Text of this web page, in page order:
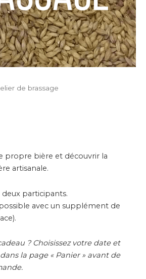
de brassage
propre bière et découvrir la
artisanale.
participants.
avec un supplément de
? Choisissez votre date et
la page « Panier » avant de